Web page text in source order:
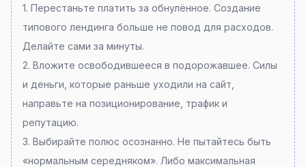
1. Перестаньте платить за обнулённое. Создание
типового лендинга больше не повод для расходов.
Делайте сами за минуты.
2. Вложите освободившееся в подорожавшее. Силы
и деньги, которые раньше уходили на сайт,
направьте на позиционирование, трафик и
репутацию.
3. Выбирайте полюс осознанно. Не пытайтесь быть
«нормальным середняком». Либо максимальная